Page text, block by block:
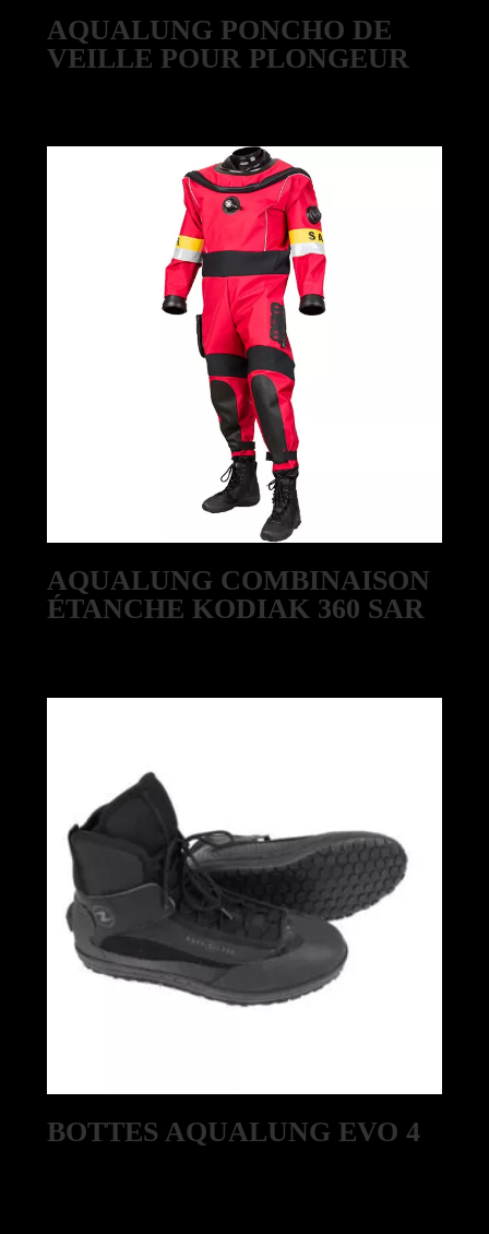
AQUALUNG PONCHO DE
VEILLE POUR PLONGEUR
AQUALUNG COMBINAISON
ÉTANCHE KODIAK 360 SAR
BOTTES AQUALUNG EVO 4